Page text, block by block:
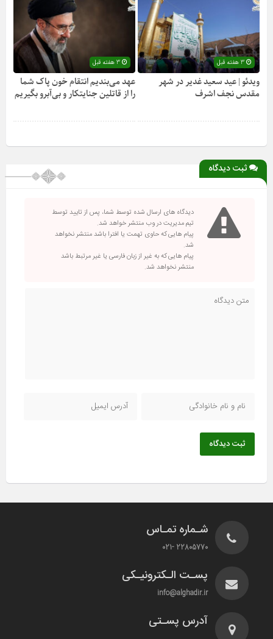
3 هفته قبل
ویدئو | عید سعید غدیر در شهر
مقدس نجف اشرف
عهد می‌بندیم انتقام خون پاک شما
را از قاتلین جنایتکار و بی‌آبرو بگیریم
ثبت دیدگاه
دیدگاه های ارسال شده توسط شما، پس از تایید توسط
تیم مدیریت در وب منتشر خواهد شد.
پیام هایی که حاوی تهمت یا افترا باشد منتشر نخواهد
شد.
پیام هایی که به غیر از زبان فارسی یا غیر مرتبط باشد
منتشر نخواهد شد.
ثبت دیدگاه
شـماره تمـاس
22805770 -021
پسـت الـکترونیـکی
info@alghadir.ir
آدرس پسـتی